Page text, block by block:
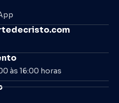
às 16:00 horas